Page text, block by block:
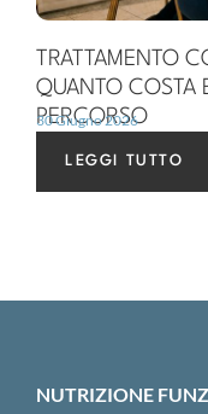
TRATTAMENTO
QUANTO COSTA
PERCORSO
30 Giugno 2026
LEGGI TUTTO
NUTRIZIONE